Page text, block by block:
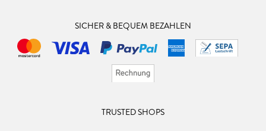
SICHER & BEQUEM BEZAHLEN
TRUSTED SHOPS